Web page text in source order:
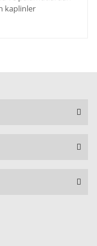
kaplinler